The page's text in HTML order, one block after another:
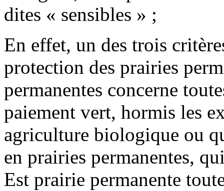
dites « sensibles » ;
En effet, un des trois
protection des prairies
permanentes concerne
paiement vert, hormis les
agriculture biologique ou
en prairies permanentes,
Est prairie permanente